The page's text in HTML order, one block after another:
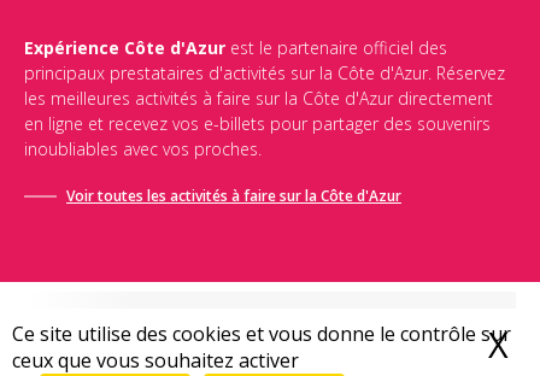
Ce site utilise des cookies et vous donne le contrôle sur
ceux que vous souhaitez activer
X
Expérience Côte d'Azur est le partenaire officiel des
principaux prestataires d'activités sur la Côte d'Azur. Réservez
les meilleures activités à faire sur la Côte d'Azur directement
en ligne et recevez vos e-billets pour partager des souvenirs
inoubliables avec vos proches.
Voir toutes les activités à faire sur la Côte d'Azur
Conditions générales de vente-Politique de confidentialité-